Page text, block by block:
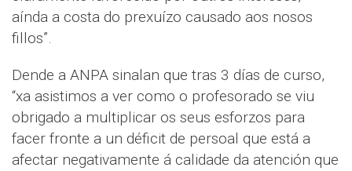
aínda a costa do prexuízo causado aos nosos
fillos”.
Dende a ANPA sinalan que tras 3 días de curso,
“xa asistimos a ver como o profesorado se viu
obrigado a multiplicar os seus esforzos para
facer fronte a un déficit de persoal que está a
afectar negativamente á calidade da atención que